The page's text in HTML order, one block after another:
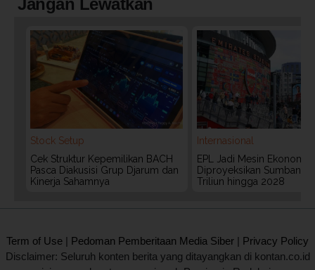
Stock Setup
Cek Struktur Kepemilikan BACH
Pasca Diakusisi Grup Djarum dan
Kinerja Sahamnya
Internasional
EPL Jadi Mesin Ekonomi
Diproyeksikan Sumbang
Triliun hingga 2028
Term of Use | Pedoman Pemberitaan Media Siber | Privacy Policy
Disclaimer: Seluruh konten berita yang ditayangkan di kontan.co.id